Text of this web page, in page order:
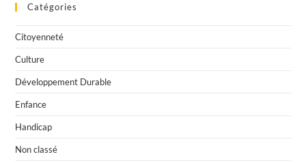
Catégories
Citoyenneté
Culture
Développement Durable
Enfance
Handicap
Non classé